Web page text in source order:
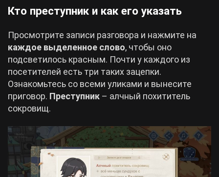
Кто преступник и как его указать
Просмотрите записи разговора и нажмите на
каждое выделенное слово, чтобы оно
подсветилось красным. Почти у каждого из
посетителей есть три таких зацепки.
Ознакомьтесь со всеми уликами и вынесите
приговор. Преступник – алчный похититель
сокровищ.